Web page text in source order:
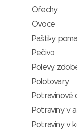
Ořechy
Ovoce
Paštiky,
Pečivo
Polevy,
Polotovary
Potravinové
Potraviny v
Potraviny v